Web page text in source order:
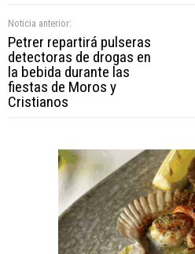
Noticia anterior:
Petrer repartirá pulseras
detectoras de drogas en
la bebida durante las
fiestas de Moros y
Cristianos